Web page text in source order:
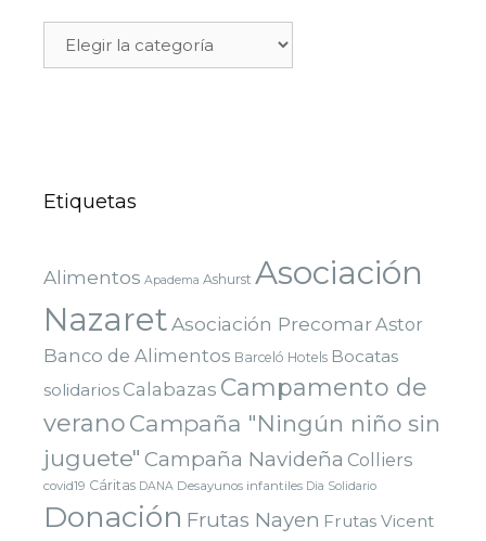
Etiquetas
Alimentos Apadema Ashurst Asociación
NazaretAsociación PrecomarAstor
Banco de Alimentos Barceló Hotels Bocatas
solidarios Calabazas Campamento de
verano Campaña "Ningún niño sin
juguete" Campaña Navideña Colliers
covid19 Cáritas DANA Desayunos infantiles Dia Solidario
Donación Frutas Nayen Frutas Vicent